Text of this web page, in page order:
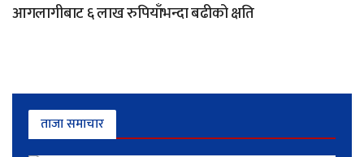
आगलागीबाट ६ लाख रुपियाँभन्दा बढीको क्षति
ताजा समाचार